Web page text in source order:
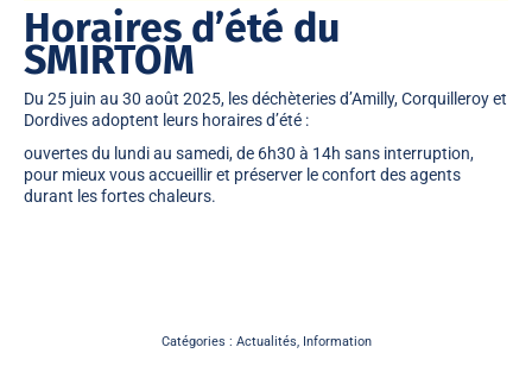
Horaires d’été du
SMIRTOM
Du 25 juin au 30 août 2025, les déchèteries d’Amilly, Corquilleroy et
Dordives adoptent leurs horaires d’été :
ouvertes du lundi au samedi, de 6h30 à 14h sans interruption,
pour mieux vous accueillir et préserver le confort des agents
durant les fortes chaleurs.
Catégories : Actualités, Information